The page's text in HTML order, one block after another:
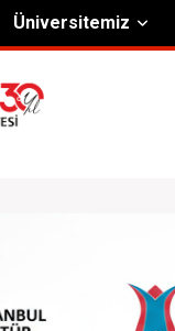
Üniversitemiz